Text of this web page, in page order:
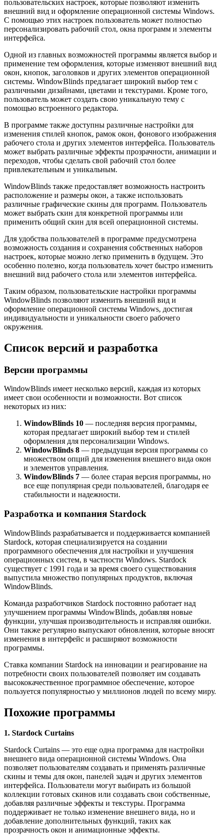
пользовательских настроек, которые позволяют изменить
внешний вид и оформление операционной системы Windows.
С помощью этих настроек пользователь может полностью
персонализировать рабочий стол, окна программ и элементы
интерфейса.
Одной из главных возможностей программы является выбор и
применение тем оформления, которые изменяют внешний вид
окон, кнопок, заголовков и других элементов операционной
системы. WindowBlinds предлагает широкий выбор тем с
различными дизайнами, цветами и текстурами. Кроме того,
пользователь может создать свою уникальную тему с
помощью встроенного редактора.
В программе также доступны различные настройки для
изменения стилей кнопок, рамок окон, фонового изображения
рабочего стола и других элементов интерфейса. Пользователь
может выбрать различные эффекты прозрачности, анимации и
переходов, чтобы сделать свой рабочий стол более
привлекательным и уникальным.
WindowBlinds также предоставляет возможность настроить
расположение и размеры окон, а также использовать
различные графические скины для программ. Пользователь
может выбрать скин для конкретной программы или
применить общий скин для всей операционной системы.
Для удобства пользователей в программе предусмотрена
возможность создания и сохранения собственных наборов
настроек, которые можно легко применить в будущем. Это
особенно полезно, когда пользователь хочет быстро изменить
внешний вид рабочего стола или элементов интерфейса.
Таким образом, пользовательские настройки программы
WindowBlinds позволяют изменить внешний вид и
оформление операционной системы Windows, достигая
индивидуальности и уникальности своего рабочего
окружения.
Список версий и разработка
Версии программы
WindowBlinds имеет несколько версий, каждая из которых
имеет свои особенности и возможности. Вот список
некоторых из них:
WindowBlinds 10 — последняя версия программы,
которая предлагает широкий выбор тем и стилей
оформления для персонализации Windows.
WindowBlinds 8 — предыдущая версия программы со
множеством опций для изменения внешнего вида окон
и элементов управления.
WindowBlinds 7 — более старая версия программы, но
все еще популярная среди пользователей, благодаря ее
стабильности и надежности.
Разработка и компания Stardock
WindowBlinds разрабатывается и поддерживается компанией
Stardock, которая специализируется на создании
программного обеспечения для настройки и улучшения
операционных систем, в частности Windows. Stardock
существует с 1991 года и за время своего существования
выпустила множество популярных продуктов, включая
WindowBlinds.
Команда разработчиков Stardock постоянно работает над
улучшением программы WindowBlinds, добавляя новые
функции, улучшая производительность и исправляя ошибки.
Они также регулярно выпускают обновления, которые вносят
изменения в интерфейс и расширяют возможности
программы.
Ставка компании Stardock на инновации и реагирование на
потребности своих пользователей позволяет им создавать
высококачественное программное обеспечение, которое
пользуется популярностью у миллионов людей по всему миру.
Похожие программы
1. Stardock Curtains
Stardock Curtains — это еще одна программа для настройки
внешнего вида операционной системы Windows. Она
позволяет пользователям создавать и применять различные
скины и темы для окон, панелей задач и других элементов
интерфейса. Пользователи могут выбирать из большой
коллекции готовых скинов или создавать свои собственные,
добавляя различные эффекты и текстуры. Программа
поддерживает не только изменение внешнего вида, но и
добавление дополнительных функций, таких как
прозрачность окон и анимационные эффекты.